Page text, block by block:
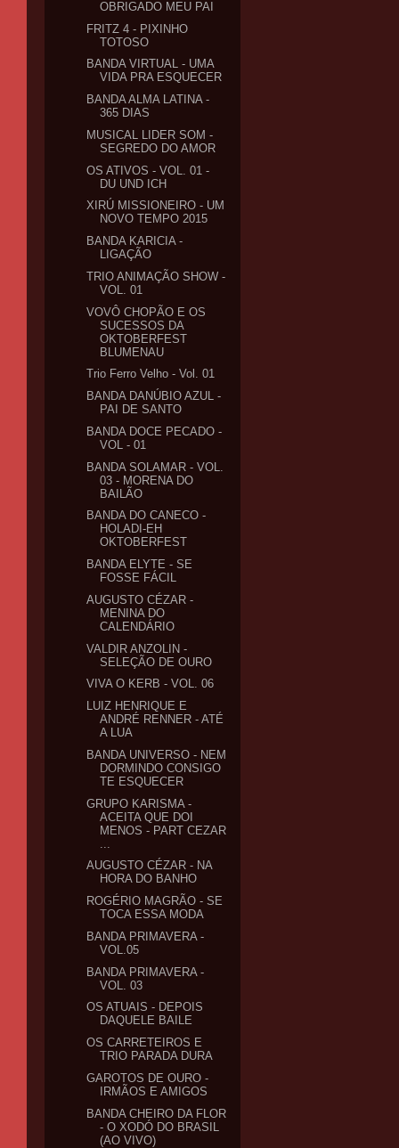
OBRIGADO MEU PAI
FRITZ 4 - PIXINHO
TOTOSO
BANDA VIRTUAL - UMA
VIDA PRA ESQUECER
BANDA ALMA LATINA -
365 DIAS
MUSICAL LIDER SOM -
SEGREDO DO AMOR
OS ATIVOS - VOL. 01 -
DU UND ICH
XIRÚ MISSIONEIRO - UM
NOVO TEMPO 2015
BANDA KARICIA -
LIGAÇÃO
TRIO ANIMAÇÃO SHOW -
VOL. 01
VOVÔ CHOPÃO E OS
SUCESSOS DA
OKTOBERFEST
BLUMENAU
Trio Ferro Velho - Vol. 01
BANDA DANÚBIO AZUL -
PAI DE SANTO
BANDA DOCE PECADO -
VOL - 01
BANDA SOLAMAR - VOL.
03 - MORENA DO
BAILÃO
BANDA DO CANECO -
HOLADI-EH
OKTOBERFEST
BANDA ELYTE - SE
FOSSE FÁCIL
AUGUSTO CÉZAR -
MENINA DO
CALENDÁRIO
VALDIR ANZOLIN -
SELEÇÃO DE OURO
VIVA O KERB - VOL. 06
LUIZ HENRIQUE E
ANDRÉ RENNER - ATÉ
A LUA
BANDA UNIVERSO - NEM
DORMINDO CONSIGO
TE ESQUECER
GRUPO KARISMA -
ACEITA QUE DOI
MENOS - PART CEZAR
AUGUSTO CÉZAR - NA
HORA DO BANHO
ROGÉRIO MAGRÃO - SE
TOCA ESSA MODA
BANDA PRIMAVERA -
VOL.05
BANDA PRIMAVERA -
VOL. 03
OS ATUAIS - DEPOIS
DAQUELE BAILE
OS CARRETEIROS E
TRIO PARADA DURA
GAROTOS DE OURO -
IRMÃOS E AMIGOS
BANDA CHEIRO DA FLOR
- O XODÓ DO BRASIL
(AO VIVO)